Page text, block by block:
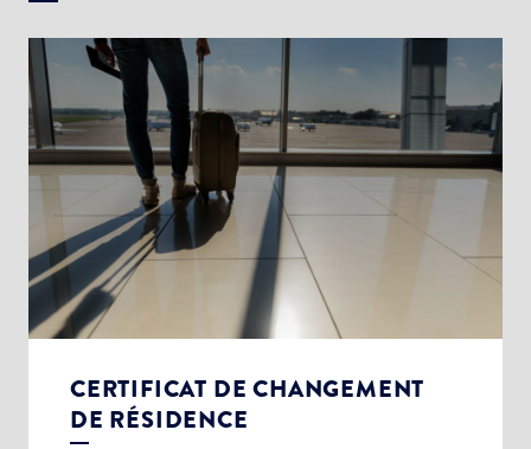
CERTIFICAT DE CHANGEMENT
DE RÉSIDENCE